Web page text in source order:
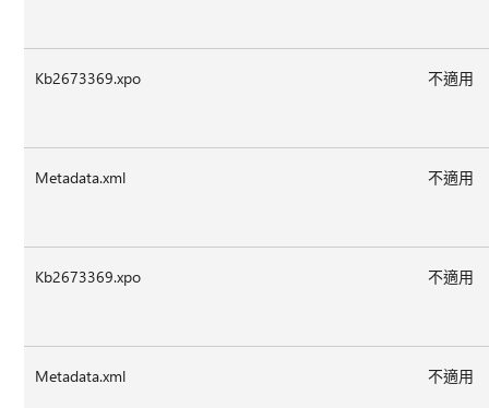
Kb2673369.xpo 不適用
Metadata.xml 不適用
Kb2673369.xpo 不適用
Metadata.xml 不適用